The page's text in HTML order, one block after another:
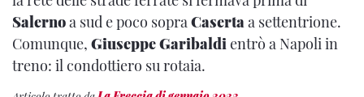
Salernoa sud e poco sopra Caserta a settentrione.
Comunque, Giuseppe Garibaldi entrò a Napoli in
treno: il condottiero su rotaia.